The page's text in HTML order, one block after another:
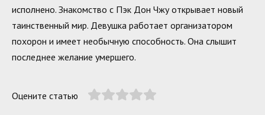
исполнено. Знакомство с Пэк Дон Чжу открывает новый
таинственный мир. Девушка работает организатором
похорон и имеет необычную способность. Она слышит
последнее желание умершего.
Оцените статью